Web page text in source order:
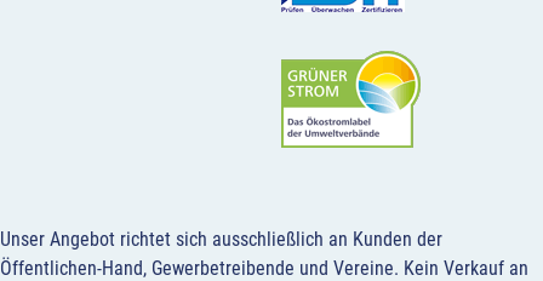
Unser Angebot richtet sich ausschließlich an Kunden der
Öffentlichen-Hand, Gewerbetreibende und Vereine. Kein Verkauf an